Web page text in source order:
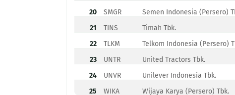
20
SMGR Semen Indonesia (Persero)
21
TINS Timah Tbk.
22
TLKM Telkom Indonesia (Persero)
23
UNTR United Tractors Tbk.
24
UNVR Unilever Indonesia Tbk.
25
WIKA Wijaya Karya (Persero) Tbk.